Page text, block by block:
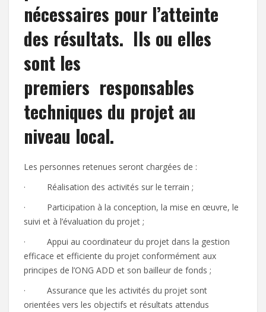
nécessaires pour l’atteinte
des résultats. Ils ou elles
sont les
premiers responsables
techniques du projet au
niveau local.
Les personnes retenues seront chargées de :
· Réalisation des activités sur le terrain ;
· Participation à la conception, la mise en œuvre, le
suivi et à l’évaluation du projet ;
· Appui au coordinateur du projet dans la gestion
efficace et efficiente du projet conformément aux
principes de l’ONG ADD et son bailleur de fonds ;
· Assurance que les activités du projet sont
orientées vers les objectifs et résultats attendus